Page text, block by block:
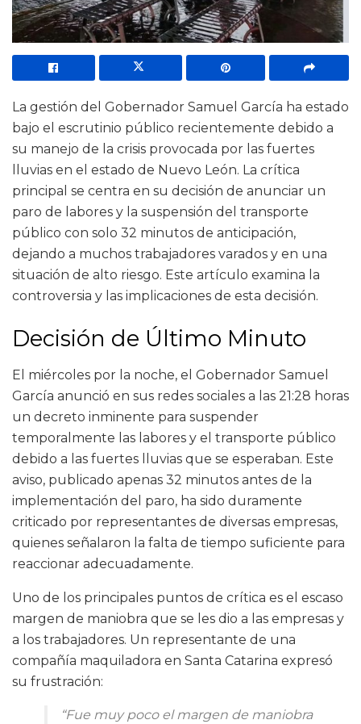
La gestión del Gobernador Samuel García ha estado
bajo el escrutinio público recientemente debido a
su manejo de la crisis provocada por las fuertes
lluvias en el estado de Nuevo León. La crítica
principal se centra en su decisión de anunciar un
paro de labores y la suspensión del transporte
público con solo 32 minutos de anticipación,
dejando a muchos trabajadores varados y en una
situación de alto riesgo. Este artículo examina la
controversia y las implicaciones de esta decisión.
Decisión de Último Minuto
El miércoles por la noche, el Gobernador Samuel
García anunció en sus redes sociales a las 21:28 horas
un decreto inminente para suspender
temporalmente las labores y el transporte público
debido a las fuertes lluvias que se esperaban. Este
aviso, publicado apenas 32 minutos antes de la
implementación del paro, ha sido duramente
criticado por representantes de diversas empresas,
quienes señalaron la falta de tiempo suficiente para
reaccionar adecuadamente.
Uno de los principales puntos de crítica es el escaso
margen de maniobra que se les dio a las empresas y
a los trabajadores. Un representante de una
compañía maquiladora en Santa Catarina expresó
su frustración:
“Fue muy poco el margen de maniobra